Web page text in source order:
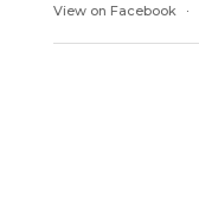
View on Facebook ·